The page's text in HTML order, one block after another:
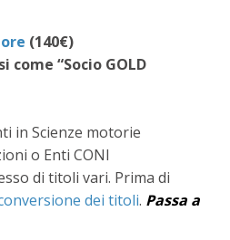
(140€)
come “Socio GOLD
in Scienze motorie
o Enti CONI
di titoli vari. Prima di
dei titoli. Passa a